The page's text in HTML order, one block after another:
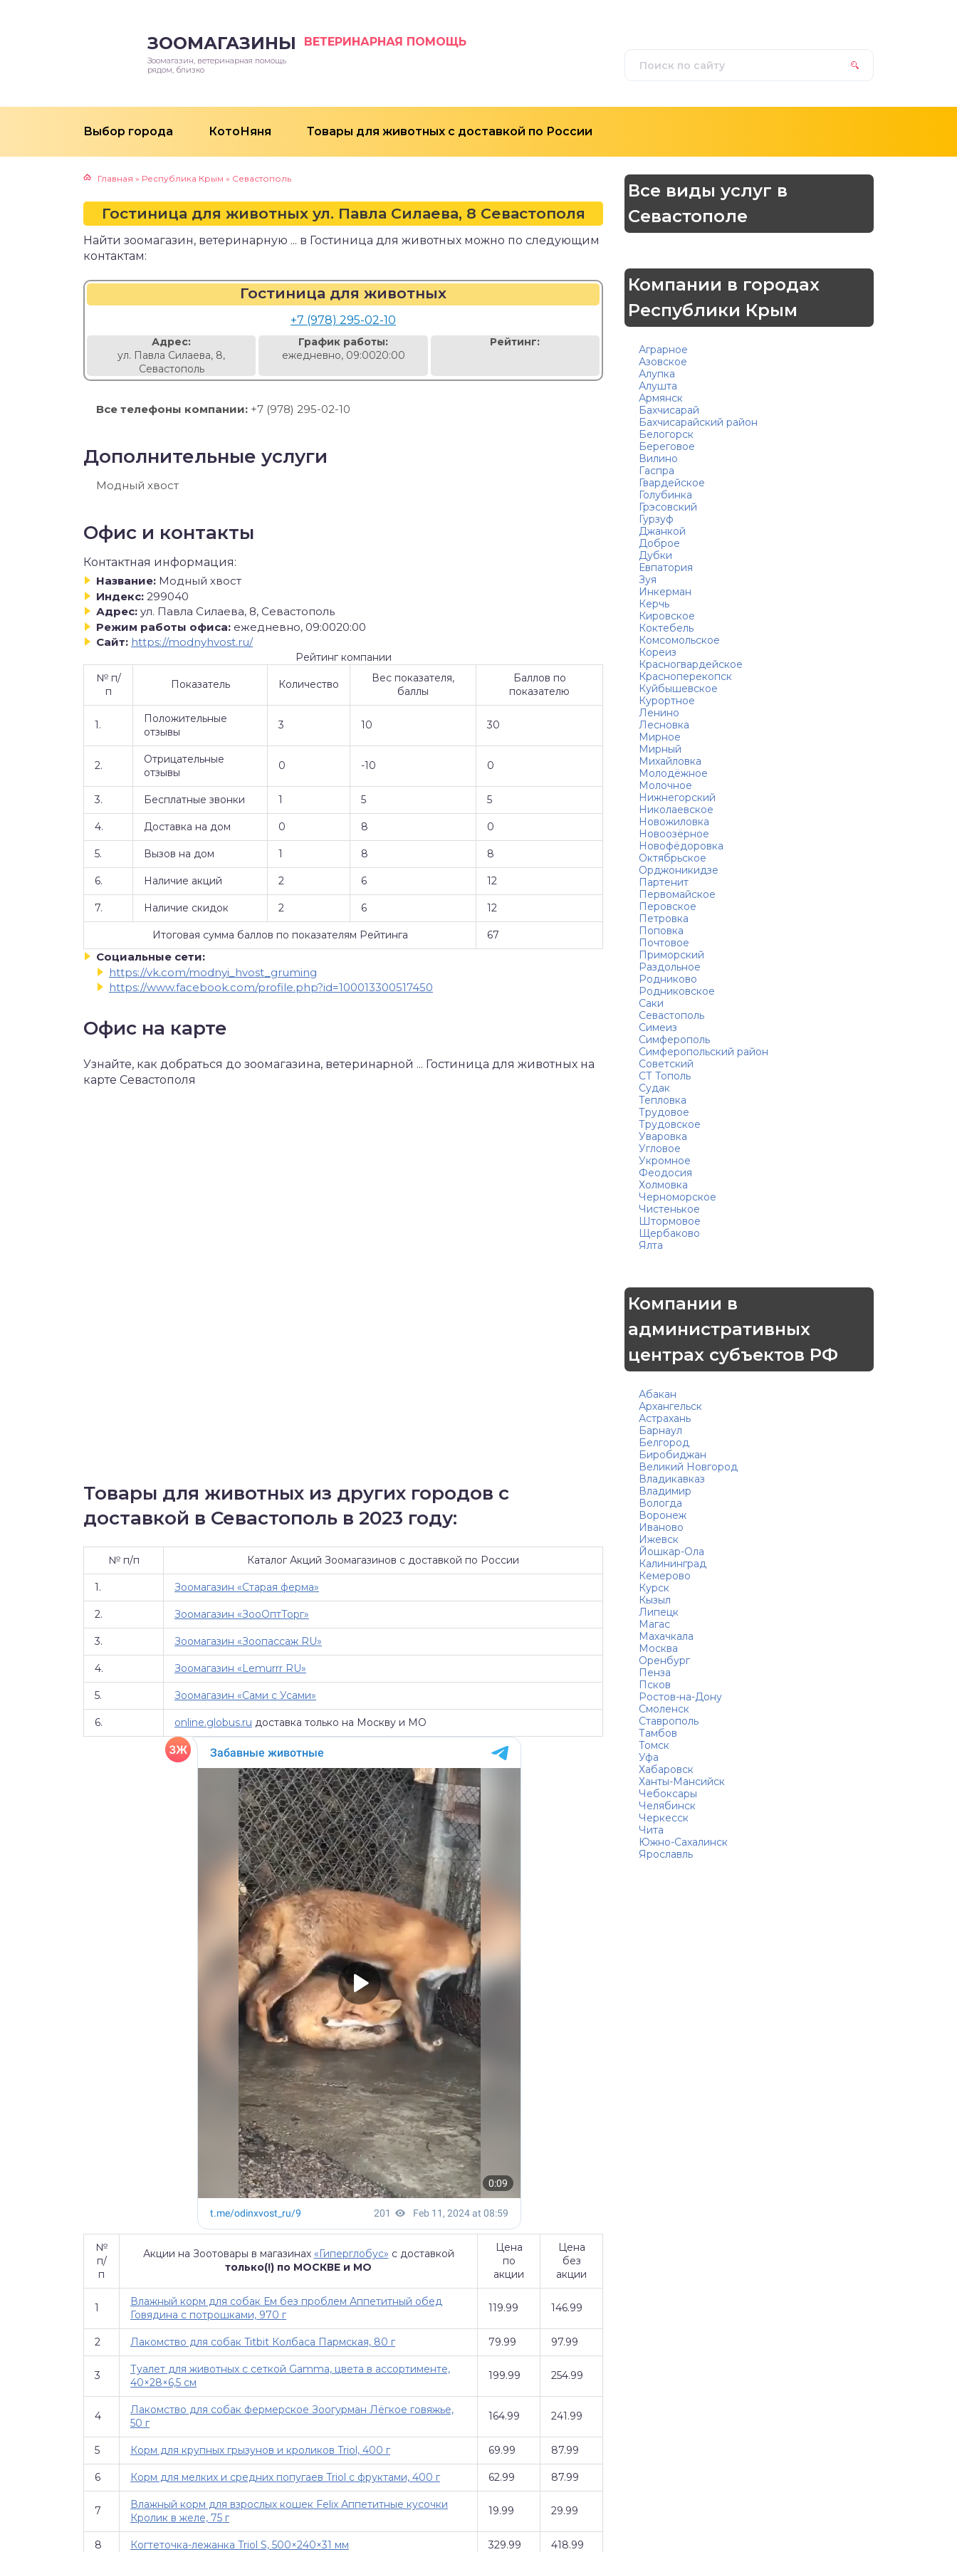
ЗООМАГАЗИНЫ ВЕТЕРИНАРНАЯ ПОМОЩЬ
Зоомагазин, ветеринарная помощь
рядом, близко
Выбор города КотоНяня Товары для животных с доставкой по России
Главная » Республика Крым » Севастополь
Гостиница для животных ул. Павла Силаева, 8 Севастополя
Найти зоомагазин, ветеринарную ... в Гостиница для животных можно по следующим
контактам:
Гостиница для животных
+7 (978) 295-02-10
Адрес:
ул. Павла Силаева, 8,
Севастополь
График работы:
ежедневно, 09:0020:00
Рейтинг:
Все телефоны компании: +7 (978) 295-02-10
Дополнительные услуги
Модный хвост
Офис и контакты
Контактная информация:
Название: Модный хвост
Индекс: 299040
Адрес: ул. Павла Силаева, 8, Севастополь
Режим работы офиса: ежедневно, 09:0020:00
Сайт: https://modnyhvost.ru/
Рейтинг компании
№ п/
п
Показатель Количество
Вес показателя,
баллы
Баллов по
показателю
1.
Положительные
отзывы
3 10 30
2.
Отрицательные
отзывы
0 -10 0
3. Бесплатные звонки 1 5 5
4. Доставка на дом 0 8 0
5. Вызов на дом 1 8 8
6. Наличие акций 2 6 12
7. Наличие скидок 2 6 12
Итоговая сумма баллов по показателям Рейтинга 67
Социальные сети:
https://vk.com/modnyi_hvost_gruming
https://www.facebook.com/profile.php?id=100013300517450
Офис на карте
Узнайте, как добраться до зоомагазина, ветеринарной ... Гостиница для животных на
карте Севастополя
Товары для животных из других городов с
доставкой в Севастополь в 2023 году:
№ п/п Каталог Акций Зоомагазинов с доставкой по России
1. Зоомагазин «Старая ферма»
2. Зоомагазин «ЗооОптТорг»
3. Зоомагазин «Зоопассаж RU»
4. Зоомагазин «Lemurrr RU»
5. Зоомагазин «Сами с Усами»
6. online.globus.ru доставка только на Москву и МО
№
п/
п
Акции на Зоотовары в магазинах «Гиперглобус» с доставкой
только(!) по МОСКВЕ и МО
Цена
по
акции
Цена
без
акции
1
Влажный корм для собак Ем без проблем Аппетитный обед
Говядина с потрошками, 970 г
119.99 146.99
2 Лакомство для собак Titbit Колбаса Пармская, 80 г 79.99 97.99
3
Туалет для животных с сеткой Gamma, цвета в ассортименте,
40×28×6,5 см
199.99 254.99
4
Лакомство для собак фермерское Зоогурман Лёгкое говяжье,
50 г
164.99 241.99
5 Корм для крупных грызунов и кроликов Triol, 400 г 69.99 87.99
6 Корм для мелких и средних попугаев Triol с фруктами, 400 г 62.99 87.99
7
Влажный корм для взрослых кошек Felix Аппетитные кусочки
Кролик в желе, 75 г
19.99 29.99
8 Когтеточка-лежанка Triol S, 500×240×31 мм 329.99 418.99
Все виды услуг в
Севастополе
Компании в городах
Республики Крым
Аграрное
Азовское
Алупка
Алушта
Армянск
Бахчисарай
Бахчисарайский район
Белогорск
Береговое
Вилино
Гаспра
Гвардейское
Голубинка
Грэсовский
Гурзуф
Джанкой
Доброе
Дубки
Евпатория
Зуя
Инкерман
Керчь
Кировское
Коктебель
Комсомольское
Кореиз
Красногвардейское
Красноперекопск
Куйбышевское
Курортное
Ленино
Лесновка
Мирное
Мирный
Михайловка
Молодёжное
Молочное
Нижнегорский
Николаевское
Новожиловка
Новоозёрное
Новофёдоровка
Октябрьское
Орджоникидзе
Партенит
Первомайское
Перовское
Петровка
Поповка
Почтовое
Приморский
Раздольное
Родниково
Родниковское
Саки
Севастополь
Симеиз
Симферополь
Симферопольский район
Советский
СТ Тополь
Судак
Тепловка
Трудовое
Трудовское
Уваровка
Угловое
Укромное
Феодосия
Холмовка
Черноморское
Чистенькое
Штормовое
Щербаково
Ялта
Компании в
административных
центрах субъектов РФ
Абакан
Архангельск
Астрахань
Барнаул
Белгород
Биробиджан
Великий Новгород
Владикавказ
Владимир
Вологда
Воронеж
Иваново
Ижевск
Йошкар-Ола
Калининград
Кемерово
Курск
Кызыл
Липецк
Магас
Махачкала
Москва
Оренбург
Пенза
Псков
Ростов-на-Дону
Смоленск
Ставрополь
Тамбов
Томск
Уфа
Хабаровск
Ханты-Мансийск
Чебоксары
Челябинск
Черкесск
Чита
Южно-Сахалинск
Ярославль